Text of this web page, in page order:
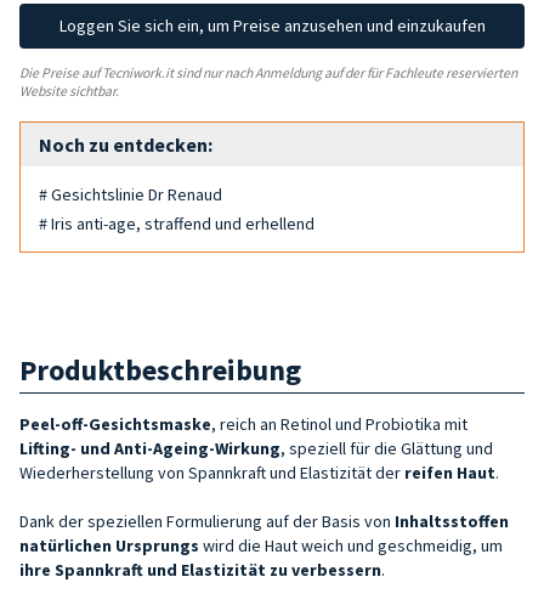
Loggen Sie sich ein, um Preise anzusehen und einzukaufen
Die Preise auf Tecniwork.it sind nur nach Anmeldung auf der für Fachleute reservierten
Website sichtbar.
Noch zu entdecken:
# Gesichtslinie Dr Renaud
# Iris anti-age, straffend und erhellend
Produktbeschreibung
Peel-off-Gesichtsmaske, reich an Retinol und Probiotika mit
Lifting- und Anti-Ageing-Wirkung, speziell für die Glättung und
Wiederherstellung von Spannkraft und Elastizität der reifen Haut.
Dank der speziellen Formulierung auf der Basis von Inhaltsstoffen
natürlichen Ursprungs wird die Haut weich und geschmeidig, um
ihre Spannkraft und Elastizität zu verbessern.